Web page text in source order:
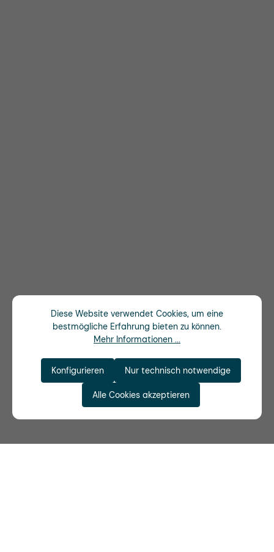
Diese Website verwendet Cookies, um eine
bestmögliche Erfahrung bieten zu können.
Mehr Informationen ...
Nur technisch notwendige
Konfigurieren
Alle Cookies akzeptieren